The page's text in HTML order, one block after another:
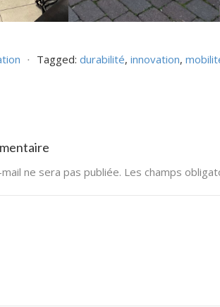
⋅ Tagged: durabilité, innovation,
ne sera pas publiée. Les champs